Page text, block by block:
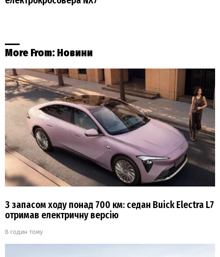
More From: Новини
З запасом ходу понад 700 км: седан Buick Electra L7
отримав електричну версію
8 годин тому